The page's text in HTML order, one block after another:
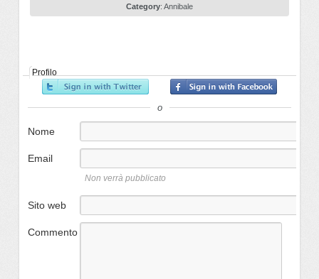
Category: Annibale
Profilo
o
Nome
Email
Non verrà pubblicato
Sito web
Commento